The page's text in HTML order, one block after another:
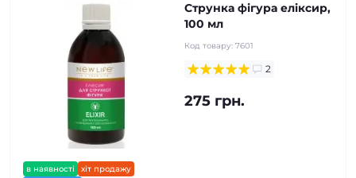
в наявності
хіт продажу
Струнка фігура еліксир,
100 мл
Код товару: 7601
2
275 грн.